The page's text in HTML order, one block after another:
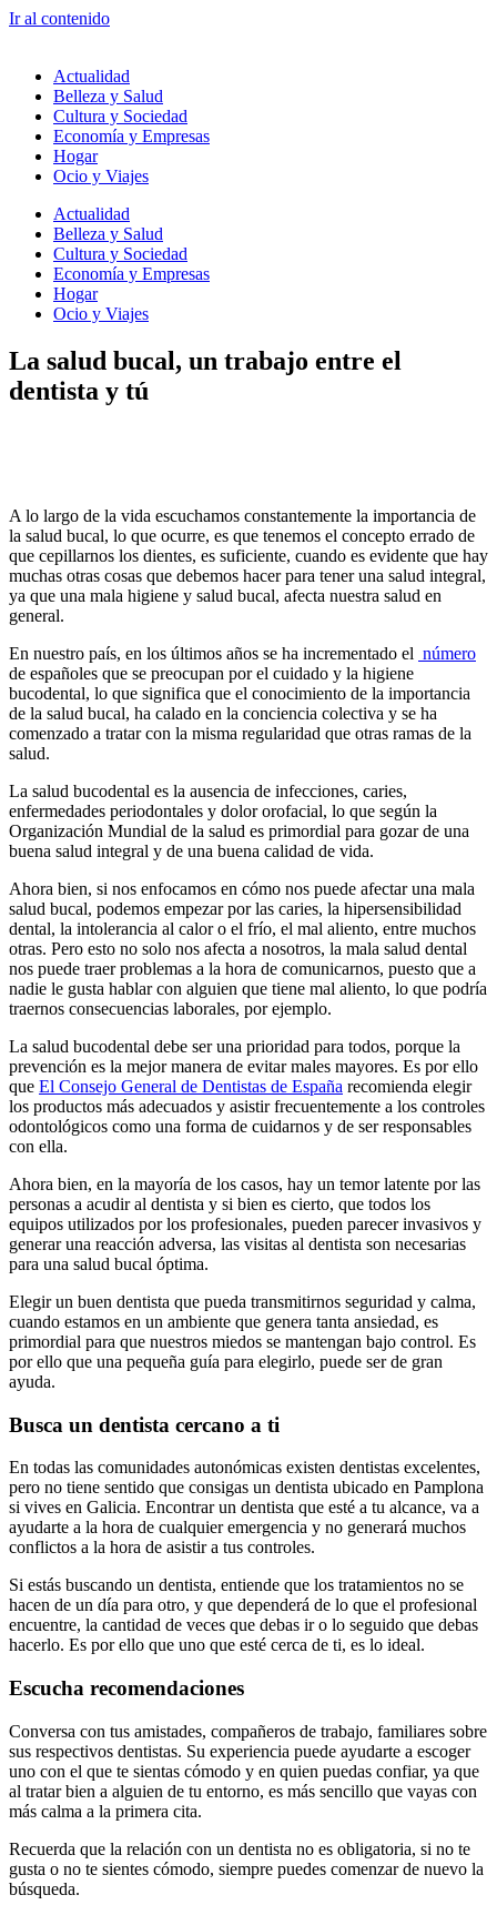
Ir al contenido
Actualidad
Belleza y Salud
Cultura y Sociedad
Economía y Empresas
Hogar
Ocio y Viajes
Actualidad
Belleza y Salud
Cultura y Sociedad
Economía y Empresas
Hogar
Ocio y Viajes
La salud bucal, un trabajo entre el
dentista y tú
A lo largo de la vida escuchamos constantemente la importancia de
la salud bucal, lo que ocurre, es que tenemos el concepto errado de
que cepillarnos los dientes, es suficiente, cuando es evidente que hay
muchas otras cosas que debemos hacer para tener una salud integral,
ya que una mala higiene y salud bucal, afecta nuestra salud en
general.
En nuestro país, en los últimos años se ha incrementado el número
de españoles que se preocupan por el cuidado y la higiene
bucodental, lo que significa que el conocimiento de la importancia
de la salud bucal, ha calado en la conciencia colectiva y se ha
comenzado a tratar con la misma regularidad que otras ramas de la
salud.
La salud bucodental es la ausencia de infecciones, caries,
enfermedades periodontales y dolor orofacial, lo que según la
Organización Mundial de la salud es primordial para gozar de una
buena salud integral y de una buena calidad de vida.
Ahora bien, si nos enfocamos en cómo nos puede afectar una mala
salud bucal, podemos empezar por las caries, la hipersensibilidad
dental, la intolerancia al calor o el frío, el mal aliento, entre muchos
otras. Pero esto no solo nos afecta a nosotros, la mala salud dental
nos puede traer problemas a la hora de comunicarnos, puesto que a
nadie le gusta hablar con alguien que tiene mal aliento, lo que podría
traernos consecuencias laborales, por ejemplo.
La salud bucodental debe ser una prioridad para todos, porque la
prevención es la mejor manera de evitar males mayores. Es por ello
que El Consejo General de Dentistas de España recomienda elegir
los productos más adecuados y asistir frecuentemente a los controles
odontológicos como una forma de cuidarnos y de ser responsables
con ella.
Ahora bien, en la mayoría de los casos, hay un temor latente por las
personas a acudir al dentista y si bien es cierto, que todos los
equipos utilizados por los profesionales, pueden parecer invasivos y
generar una reacción adversa, las visitas al dentista son necesarias
para una salud bucal óptima.
Elegir un buen dentista que pueda transmitirnos seguridad y calma,
cuando estamos en un ambiente que genera tanta ansiedad, es
primordial para que nuestros miedos se mantengan bajo control. Es
por ello que una pequeña guía para elegirlo, puede ser de gran
ayuda.
Busca un dentista cercano a ti
En todas las comunidades autonómicas existen dentistas excelentes,
pero no tiene sentido que consigas un dentista ubicado en Pamplona
si vives en Galicia. Encontrar un dentista que esté a tu alcance, va a
ayudarte a la hora de cualquier emergencia y no generará muchos
conflictos a la hora de asistir a tus controles.
Si estás buscando un dentista, entiende que los tratamientos no se
hacen de un día para otro, y que dependerá de lo que el profesional
encuentre, la cantidad de veces que debas ir o lo seguido que debas
hacerlo. Es por ello que uno que esté cerca de ti, es lo ideal.
Escucha recomendaciones
Conversa con tus amistades, compañeros de trabajo, familiares sobre
sus respectivos dentistas. Su experiencia puede ayudarte a escoger
uno con el que te sientas cómodo y en quien puedas confiar, ya que
al tratar bien a alguien de tu entorno, es más sencillo que vayas con
más calma a la primera cita.
Recuerda que la relación con un dentista no es obligatoria, si no te
gusta o no te sientes cómodo, siempre puedes comenzar de nuevo la
búsqueda.